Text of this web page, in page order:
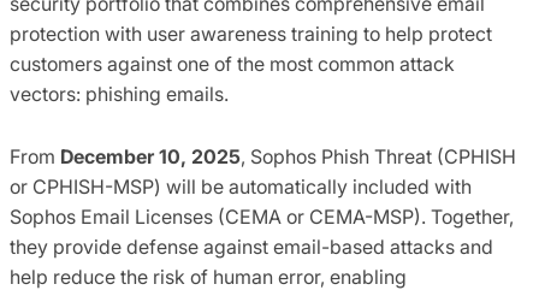
protection with user awareness training to help protect
customers against one of the most common attack
vectors: phishing emails.
From December 10, 2025, Sophos Phish Threat (CPHISH
or CPHISH-MSP) will be automatically included with
Sophos Email Licenses (CEMA or CEMA-MSP). Together,
they provide defense against email-based attacks and
help reduce the risk of human error, enabling